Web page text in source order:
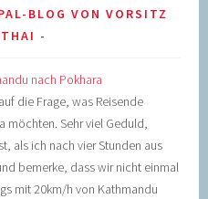
BLOG VON VORSITZ
nach Pokhara
die Frage, was Reisende
möchten. Sehr viel Geduld,
als ich nach vier Stunden aus
bemerke, dass wir nicht einmal
mit 20km/h von Kathmandu